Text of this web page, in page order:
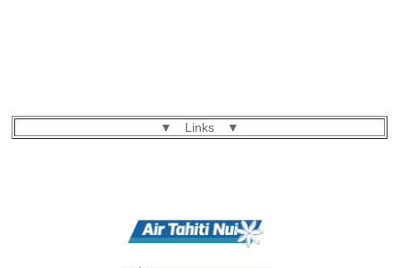
▼ Links ▼